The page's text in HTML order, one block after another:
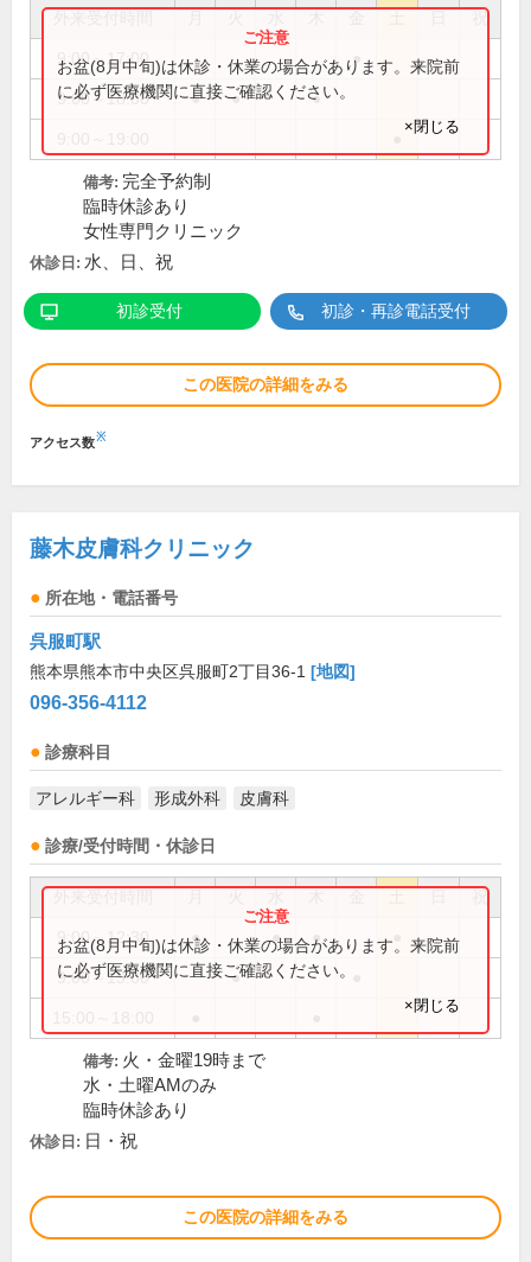
祝
9:00～17:00 ●
9:00～18:00 ● ● ●
お盆(8月中旬)は休診・休業の場合があります。来院前
に必ず医療機関に直接ご確認ください。
×閉じる
備考: 完全予約制
臨時休診あり
女性専門クリニック
休診日: 水、日、祝
初診受付 初診・再診電話受付
この医院の詳細をみる
アクセス数※
藤木皮膚科クリニック
所在地・電話番号
呉服町駅
熊本県熊本市中央区呉服町2丁目36-1 [地図]
096-356-4112
診療科目
アレルギー科 形成外科 皮膚科
診療/受付時間・休診日
祝
9:00～12:30 ● ● ●
9:00～19:00 ●
お盆(8月中旬)は休診・休業の場合があります。来院前
に必ず医療機関に直接ご確認ください。
×閉じる
備考: 火・金曜19時まで
水・土曜AMのみ
臨時休診あり
休診日: 日・祝
この医院の詳細をみる